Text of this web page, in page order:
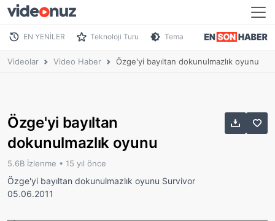
EN YENİLER Teknoloji Turu Tema
Videolar Video Haber Özge'yi bayıltan dokunulmazlık oyunu
Özge'yi bayıltan
dokunulmazlık oyunu
5.6B İzlenme • 15 yıl önce
Özge'yi bayıltan dokunulmazlık oyunu Survivor
05.06.2011